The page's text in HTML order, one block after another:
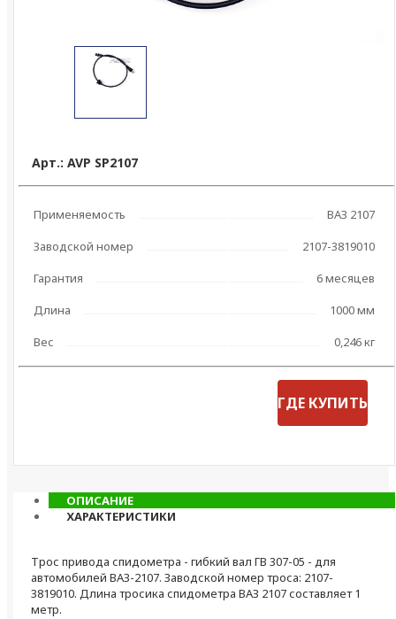
Арт.: AVP SP2107
Применяемость
ВАЗ 2107
Заводской номер
2107-3819010
Гарантия
6 месяцев
Длина
1000 мм
Вес
0,246 кг
ГДЕ КУПИТЬ
ОПИСАНИЕ
ХАРАКТЕРИСТИКИ
Трос привода спидометра - гибкий вал ГВ 307-05 - для
автомобилей ВАЗ-2107. Заводской номер троса: 2107-
3819010. Длина тросика спидометра ВАЗ 2107 составляет 1
метр.